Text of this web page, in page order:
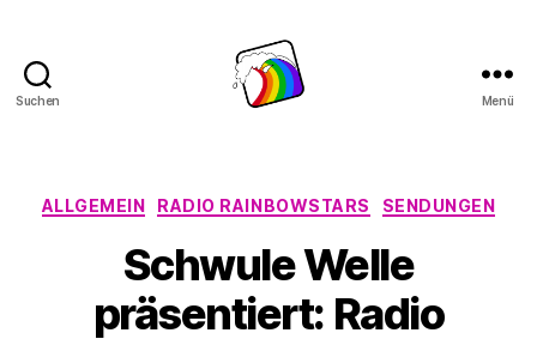
Suchen Menü
Kategorien
ALLGEMEIN RADIO RAINBOWSTARS SENDUNGEN
Schwule Welle
präsentiert: Radio